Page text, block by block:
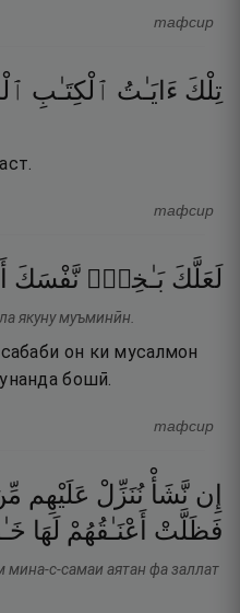
тафсир
تِلْكَ ءَايَـٰتُ ٱلْكِتَـٰبِ
тафсир
لَعَلَّكَ بَـٰخِعٌۭ نَّفْسَكَ
якуну муъминӣн.
он ки мусалмон
бошӣ.
тафсир
إِن نَّشَأْ نُنَزِّلْ عَلَيْهِم
فَظَلَّتْ
أَعْنَـٰقُهُمْ لَهَا
с-самаи аятан фа заллат